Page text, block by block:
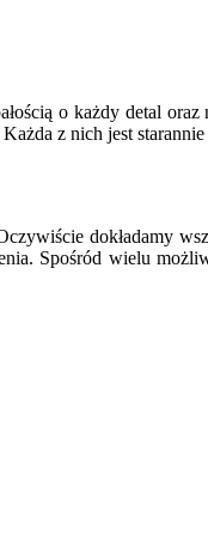
o każdy detal oraz
z nich jest
dokładamy
Spośród wielu